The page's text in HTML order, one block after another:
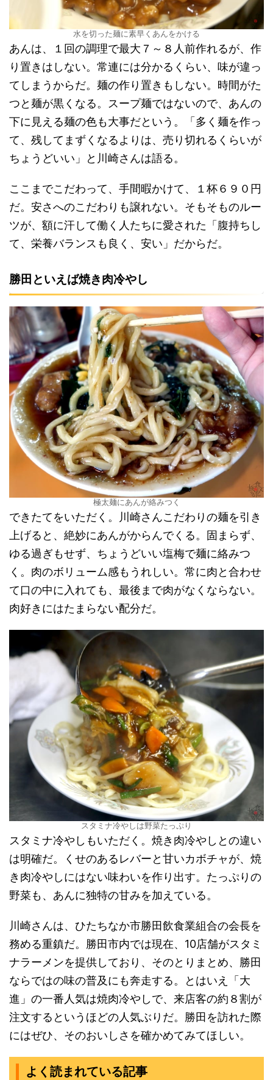
水を切った麺に素早くあんをかける
あんは、１回の調理で最大７～８人前作れるが、作
り置きはしない。常連には分かるくらい、味が違っ
てしまうからだ。麺の作り置きもしない。時間がた
つと麺が黒くなる。スープ麺ではないので、あんの
下に見える麺の色も大事だという。「多く麺を作っ
て、残してまずくなるよりは、売り切れるくらいが
ちょうどいい」と川崎さんは語る。
ここまでこだわって、手間暇かけて、１杯６９０円
だ。安さへのこだわりも譲れない。そもそものルー
ツが、額に汗して働く人たちに愛された「腹持ちし
て、栄養バランスも良く、安い」だからだ。
勝田といえば焼き肉冷やし
極太麺にあんが絡みつく
できたてをいただく。川崎さんこだわりの麺を引き
上げると、絶妙にあんがからんでくる。固まらず、
ゆる過ぎもせず、ちょうどいい塩梅で麺に絡みつ
く。肉のボリューム感もうれしい。常に肉と合わせ
て口の中に入れても、最後まで肉がなくならない。
肉好きにはたまらない配分だ。
スタミナ冷やしは野菜たっぷり
スタミナ冷やしもいただく。焼き肉冷やしとの違い
は明確だ。くせのあるレバーと甘いカボチャが、焼
き肉冷やしにはない味わいを作り出す。たっぷりの
野菜も、あんに独特の甘みを加えている。
川崎さんは、ひたちなか市勝田飲食業組合の会長を
務める重鎮だ。勝田市内では現在、10店舗がスタミ
ナラーメンを提供しており、そのとりまとめ、勝田
ならではの味の普及にも奔走する。とはいえ「大
進」の一番人気は焼肉冷やしで、来店客の約８割が
注文するというほどの人気ぶりだ。勝田を訪れた際
にはぜひ、そのおいしさを確かめてみてほしい。
よく読まれている記事